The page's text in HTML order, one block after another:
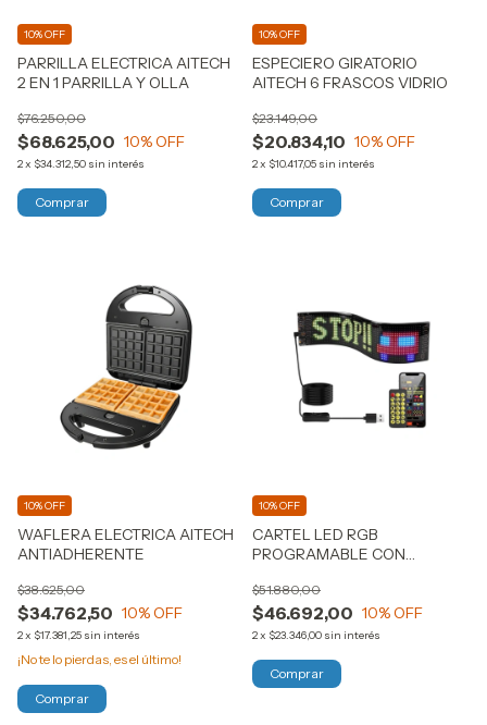
PARRILLA ELECTRICA AITECH
2 EN 1 PARRILLA Y OLLA
$68.625,00
$76.250,00
10% OFF
2x $34.312,50 sin interés
10% OFF
ESPECIERO GIRATORIO
AITECH 6 FRASCOS VIDRIO
$20.834,10
$23.149,00
10% OFF
2x $10.417,05 sin interés
10% OFF
WAFLERA ELECTRICA AITECH
ANTIADHERENTE
$34.762,50
$38.625,00
10% OFF
2x $17.381,25 sin interés
10% OFF
¡No te lo pierdas, es el último!
CARTEL LED RGB
PROGRAMABLE CON
$46.692,00
$51.880,00
10% OFF
2x $23.346,00 sin interés
10% OFF